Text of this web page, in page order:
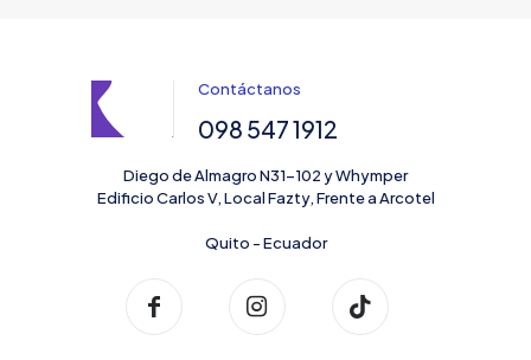
Contáctanos
098 547 1912
Diego de Almagro N31-102 y Whymper
Edificio Carlos V, Local Fazty, Frente a Arcotel
Quito - Ecuador